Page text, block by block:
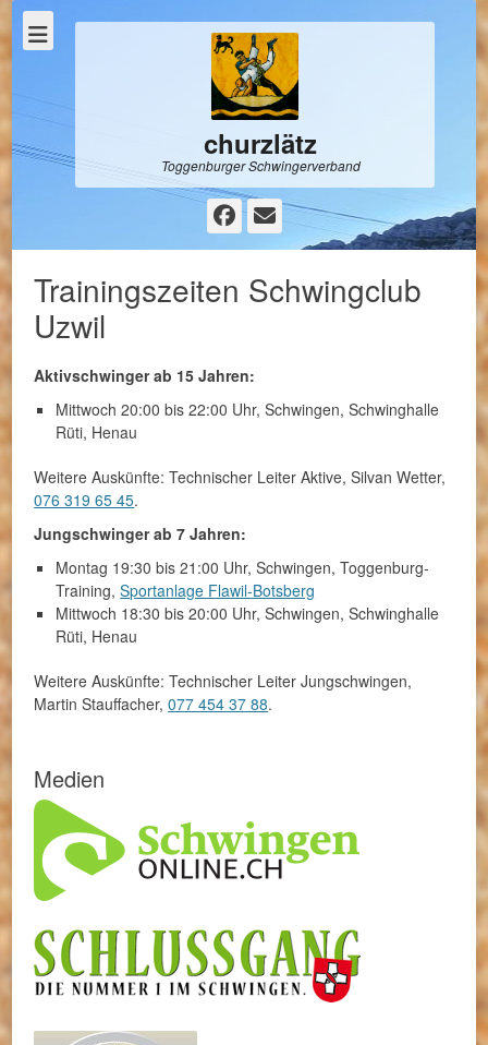
churzlätz
Toggenburger Schwingerverband
Facebook
E-
Mail
Trainingszeiten Schwingclub
Uzwil
Aktivschwinger ab 15 Jahren:
Mittwoch 20:00 bis 22:00 Uhr, Schwingen, Schwinghalle
Rüti, Henau
Weitere Auskünfte: Technischer Leiter Aktive, Silvan Wetter,
076 319 65 45.
Jungschwinger ab 7 Jahren:
Montag 19:30 bis 21:00 Uhr, Schwingen, Toggenburg-
Training,Sportanlage Flawil-Botsberg
Mittwoch 18:30 bis 20:00 Uhr, Schwingen, Schwinghalle
Rüti, Henau
Weitere Auskünfte: Technischer Leiter Jungschwingen,
Martin Stauffacher,077 454 37 88.
Medien